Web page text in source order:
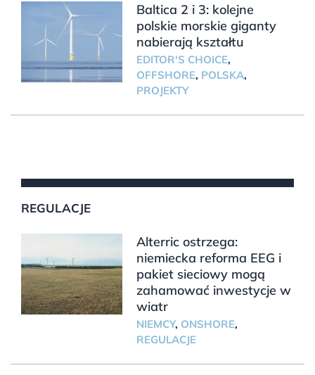
Baltica 2 i 3: kolejne
polskie morskie giganty
nabierają kształtu
EDITOR'S CHOICE,
OFFSHORE, POLSKA,
PROJEKTY
REGULACJE
Alterric ostrzega:
niemiecka reforma EEG i
pakiet sieciowy mogą
zahamować inwestycje w
wiatr
NIEMCY, ONSHORE,
REGULACJE